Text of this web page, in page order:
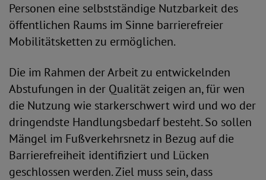
Personen eine selbstständige Nutzbarkeit des
öffentlichen Raums im Sinne barrierefreier
Mobilitätsketten zu ermöglichen.
Die im Rahmen der Arbeit zu entwickelnden
Abstufungen in der Qualität zeigen an, für wen
die Nutzung wie starkerschwert wird und wo der
dringendste Handlungsbedarf besteht. So sollen
Mängel im Fußverkehrsnetz in Bezug auf die
Barrierefreiheit identifiziert und Lücken
geschlossen werden. Ziel muss sein, dass